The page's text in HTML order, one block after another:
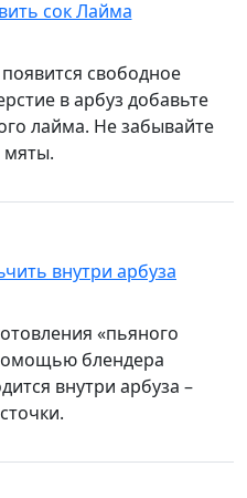
свободное
в арбуз добавьте
лайма. Не забывайте
мяты.
«пьяного
блендера
внутри арбуза –